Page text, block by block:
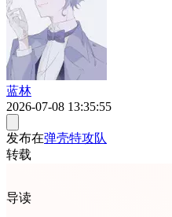
蓝林
2026-07-08 13:35:55
发布在弹壳特攻队
转载
导读